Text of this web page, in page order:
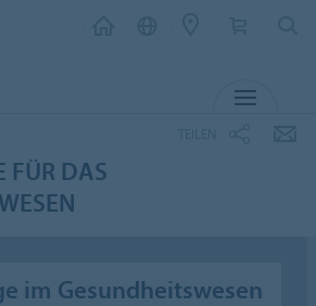
FÜR DAS
im Gesundheitswesen